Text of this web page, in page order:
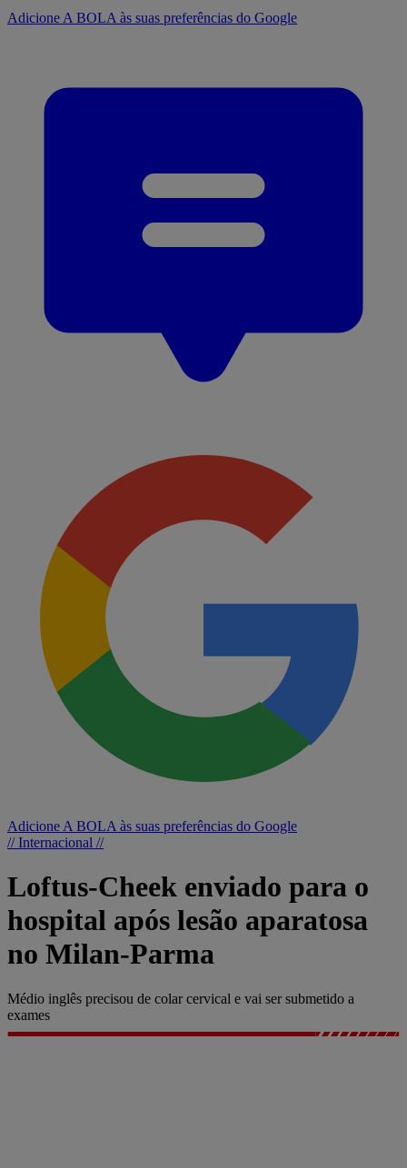
Adicione A BOLA às suas preferências do Google
Adicione A BOLA às suas preferências do Google
// Internacional //
Loftus-Cheek enviado para o
hospital após lesão aparatosa
no Milan-Parma
Médio inglês precisou de colar cervical e vai ser submetido a
exames